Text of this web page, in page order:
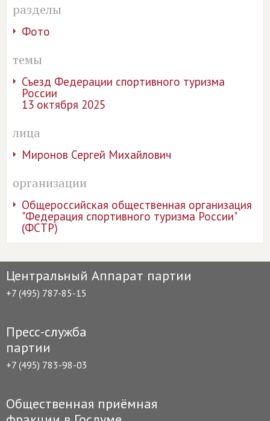
разделы
Фото
темы
Съезд Федерации спортивного туризма
России
13 октября 2025
лица
Миронов Сергей Михайлович
организации
Общеросcийская общественная организация
"Федерация спортивного туризма России"
(ФСТР)
Центральный Аппарат партии
+7 (495) 787-85-15
Пресс-служба
партии
+7 (495) 783-98-03
Общественная приёмная